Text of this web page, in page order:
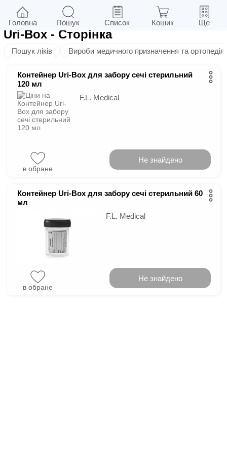
Фільтри у м.Київ
Uri-Box - Сторінка
Пошук ліків Вироби медичного призначення та ортопедія
Контейнер Uri-Box для забору сечі стерильний
120 мл
F.L. Medical
в обране
Не знайдено
Контейнер Uri-Box для забору сечі стерильний 60
мл
F.L. Medical
в обране
Не знайдено
Головна Пошук Список Кошик Ще